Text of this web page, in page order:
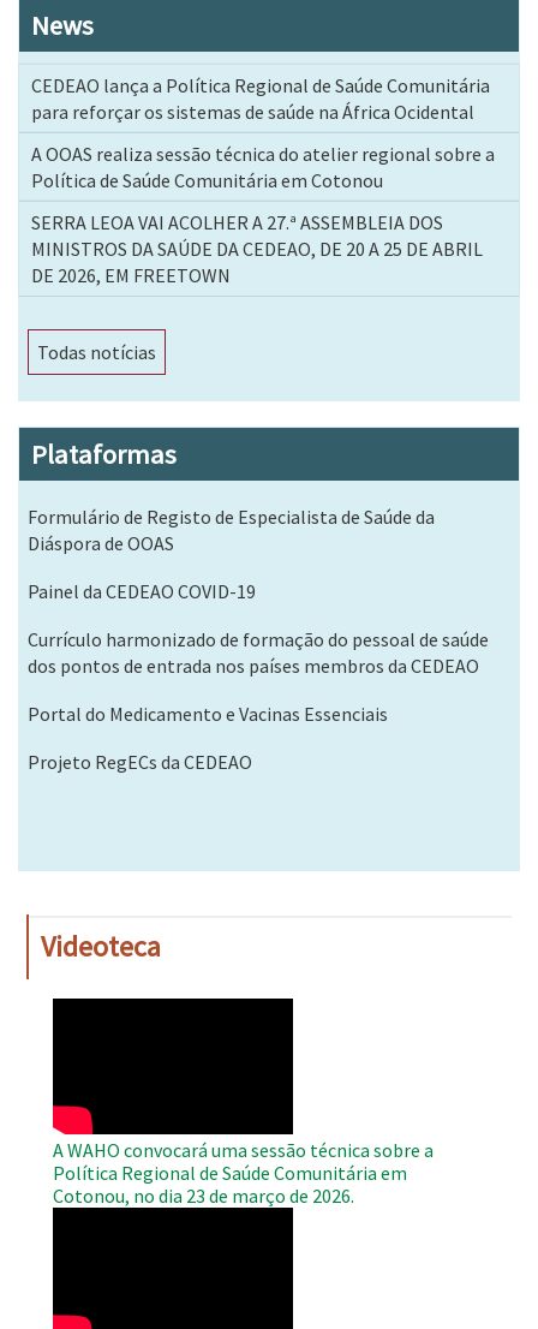
News
CEDEAO lança a Política Regional de Saúde Comunitária
para reforçar os sistemas de saúde na África Ocidental
A OOAS realiza sessão técnica do atelier regional sobre a
Política de Saúde Comunitária em Cotonou
SERRA LEOA VAI ACOLHER A 27.ª ASSEMBLEIA DOS
MINISTROS DA SAÚDE DA CEDEAO, DE 20 A 25 DE ABRIL
DE 2026, EM FREETOWN
Todas notícias
Plataformas
Formulário de Registo de Especialista de Saúde da
Diáspora de OOAS
Painel da CEDEAO COVID-19
Currículo harmonizado de formação do pessoal de saúde
dos pontos de entrada nos países membros da CEDEAO
Portal do Medicamento e Vacinas Essenciais
Projeto RegECs da CEDEAO
Videoteca
A WAHO convocará uma sessão técnica sobre a
Política Regional de Saúde Comunitária em
Cotonou, no dia 23 de março de 2026.